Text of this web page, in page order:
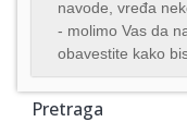
navode, vređa
- molimo Vas da
obavestite kako
Pretraga